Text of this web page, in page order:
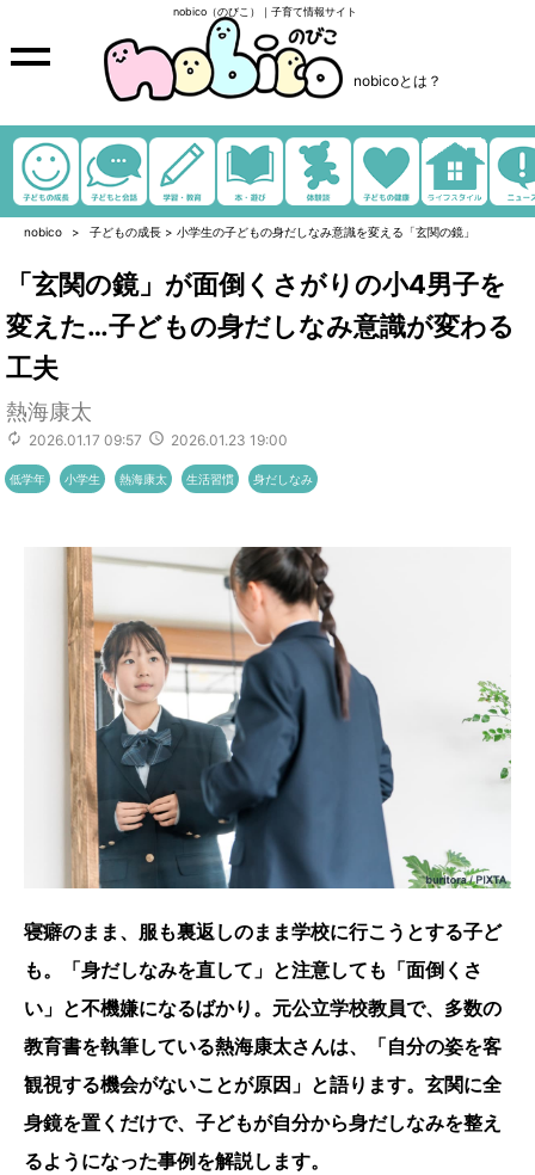
nobico（のびこ）｜子育て情報サイト
nobicoとは？
nobico 子どもの成長 > 小学生の子どもの身だしなみ意識を変える「玄関の鏡」
「玄関の鏡」が面倒くさがりの小4男子を
変えた…子どもの身だしなみ意識が変わる
工夫
熱海康太
2026.01.17 09:57 2026.01.23 19:00
低学年 小学生 熱海康太 生活習慣 身だしなみ
寝癖のまま、服も裏返しのまま学校に行こうとする子ど
も。「身だしなみを直して」と注意しても「面倒くさ
い」と不機嫌になるばかり。元公立学校教員で、多数の
教育書を執筆している熱海康太さんは、「自分の姿を客
観視する機会がないことが原因」と語ります。玄関に全
身鏡を置くだけで、子どもが自分から身だしなみを整え
るようになった事例を解説します。